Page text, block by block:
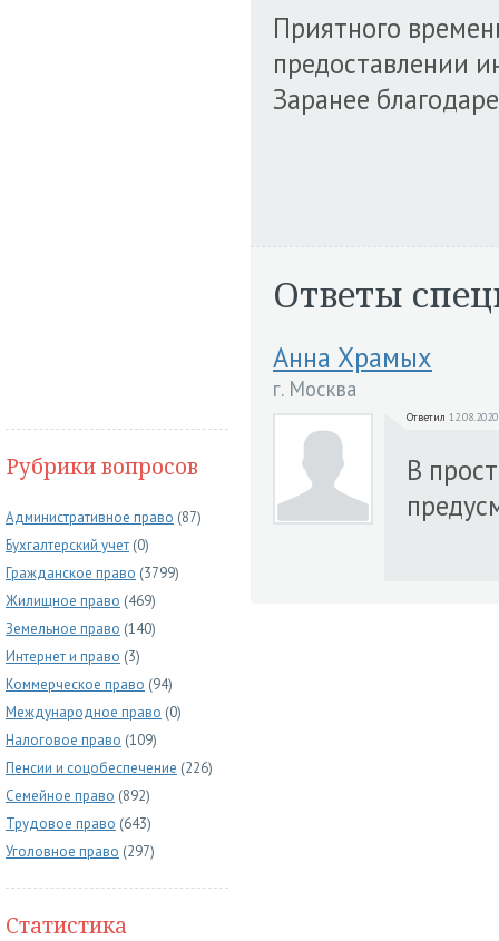
Рубрики вопросов
Административное право (87)
Бухгалтерский учет (0)
Гражданское право (3799)
Жилищное право (469)
Земельное право (140)
Интернет и право (3)
Коммерческое право (94)
Международное право (0)
Налоговое право (109)
Пенсии и соцобеспечение (226)
Семейное право (892)
Трудовое право (643)
Уголовное право (297)
Статистика
Приятного
предоставлении
Заранее
Ответы
Анна Храмых
г. Москва
Ответил
В